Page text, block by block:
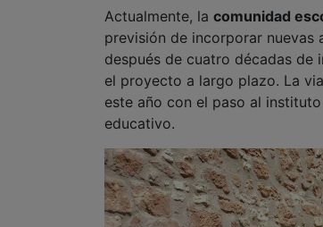
el proyecto a largo plazo. La
este año con el paso al
educativo.